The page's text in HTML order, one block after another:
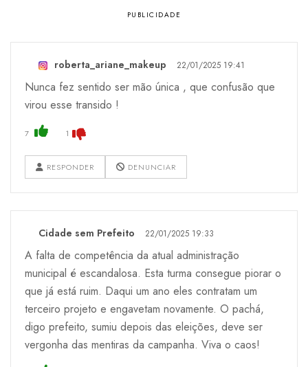
roberta_ariane_makeup 22/01/2025 19:41
Nunca fez sentido ser mão única , que confusão que
virou esse transido !
7 1
RESPONDER DENUNCIAR
Cidade sem Prefeito 22/01/2025 19:33
A falta de competência da atual administração
municipal é escandalosa. Esta turma consegue piorar o
que já está ruim. Daqui um ano eles contratam um
terceiro projeto e engavetam novamente. O pachá,
digo prefeito, sumiu depois das eleições, deve ser
vergonha das mentiras da campanha. Viva o caos!